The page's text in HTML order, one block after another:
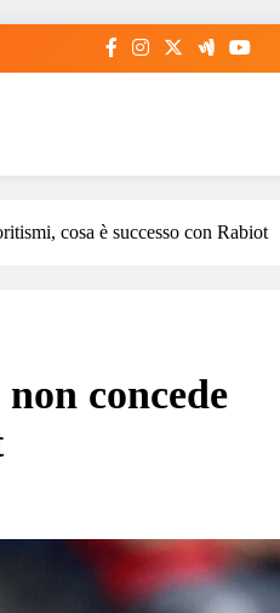
cosa è successo con Rabiot
concede